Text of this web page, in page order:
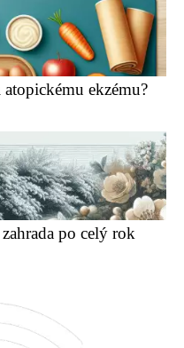
ekzému?
po celý rok